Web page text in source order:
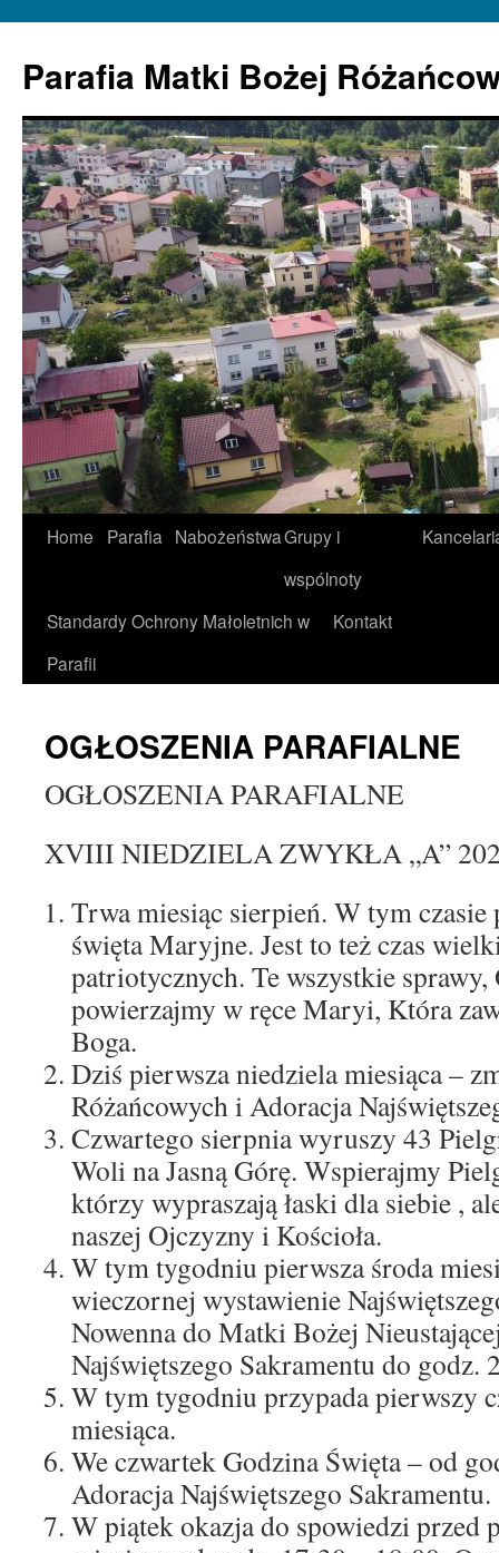
Parafia Matki Bożej
Home Parafia NabożeństwaGrupy i
wspólnoty
Standardy Ochrony Małoletnich w
Parafii
Kontakt
OGŁOSZENIA PARAFIALNE
OGŁOSZENIA PARAFIALNE
XVIII NIEDZIELA ZWYKŁA „A”
Trwa miesiąc sierpień. W tym
święta Maryjne. Jest to też czas
patriotycznych. Te wszystkie
powierzajmy w ręce Maryi, Która
Boga.
Dziś pierwsza niedziela miesiąca –
Różańcowych i Adoracja
Czwartego sierpnia wyruszy 43
Woli na Jasną Górę. Wspierajmy
którzy wypraszają łaski dla siebie ,
naszej Ojczyzny i Kościoła.
W tym tygodniu pierwsza środa
wieczornej wystawienie
Nowenna do Matki Bożej
Najświętszego Sakramentu do godz.
W tym tygodniu przypada pierwszy
miesiąca.
We czwartek Godzina Święta – od
Adoracja Najświętszego Sakramentu.
W piątek okazja do spowiedzi przed